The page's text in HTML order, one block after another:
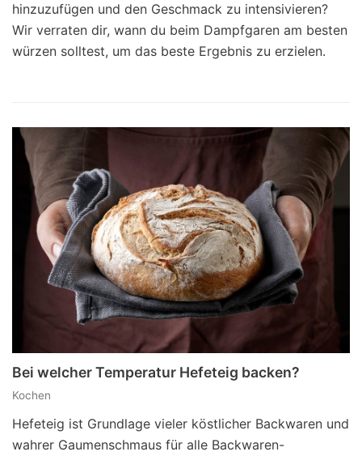
hinzuzufügen und den Geschmack zu intensivieren?
Wir verraten dir, wann du beim Dampfgaren am besten
würzen solltest, um das beste Ergebnis zu erzielen.
Bei welcher Temperatur Hefeteig backen?
Kochen
Hefeteig ist Grundlage vieler köstlicher Backwaren und
wahrer Gaumenschmaus für alle Backwaren-